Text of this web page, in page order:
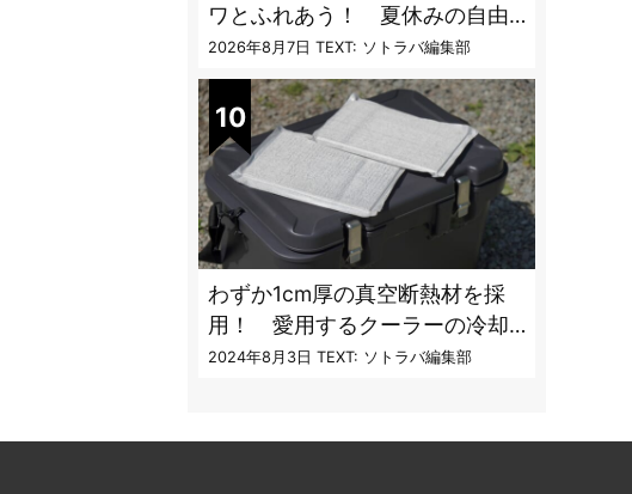
ワとふれあう！ 夏休みの自由
研究にも最適な昆虫イベント
2026年8月7日 TEXT: ソトラバ編集部
わずか1cm厚の真空断熱材を採
用！ 愛用するクーラーの冷却
性能をアプデする極薄断熱パネ
2024年8月3日 TEXT: ソトラバ編集部